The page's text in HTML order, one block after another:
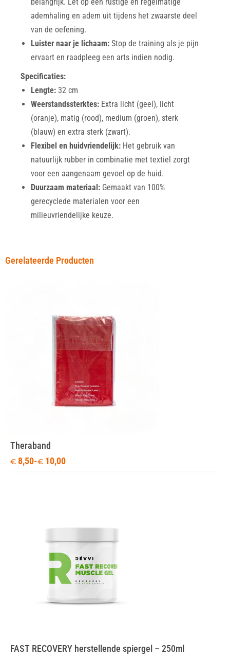
ademhaling en adem uit tijdens het zwaarste deel
van de oefening.
Luister naar je lichaam: Stop de training als je pijn
ervaart en raadpleeg een arts indien nodig.
Specificaties:
Lengte: 32 cm
Weerstandssterktes: Extra licht (geel), licht
(oranje), matig (rood), medium (groen), sterk
(blauw) en extra sterk (zwart).
Flexibel en huidvriendelijk: Het gebruik van
natuurlijk rubber in combinatie met textiel zorgt
voor een aangenaam gevoel op de huid.
Duurzaam materiaal: Gemaakt van 100%
gerecyclede materialen voor een
milieuvriendelijke keuze.
Gerelateerde Producten
Theraband
€ 8,50-€ 10,00
FAST RECOVERY herstellende spiergel – 250ml